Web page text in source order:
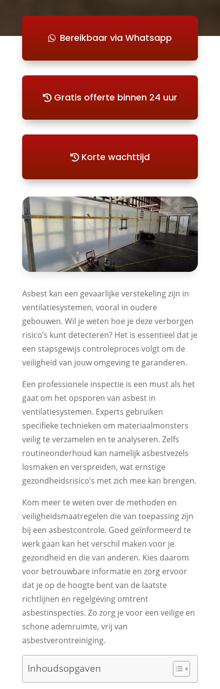
Bereikbaar via Whatsapp
Gratis offerte binnen 24 uur
Korte wachttijd
Asbest kan een gevaarlijke verstekeling zijn in
ventilatiesystemen, vooral in oudere
gebouwen. Wil je weten hoe je deze verborgen
risico’s kunt detecteren? Het is essentieel dat je
een stapsgewijs controleproces volgt om de
veiligheid van jouw omgeving te garanderen.
Een professionele inspectie is een must als het
gaat om het opsporen van asbest in
ventilatiesystemen. Experts gebruiken
specifieke technieken om materiaalmonsters
veilig te verzamelen en te analyseren. Zelfs
routineonderhoud kan namelijk asbestvezels
losmaken en verspreiden, wat ernstige
gezondheidsrisico’s met zich mee kan brengen.
Kom meer te weten over de methoden en
veiligheidsmaatregelen die van toepassing zijn
bij een asbestcontrole. Goed geïnformeerd te
werk gaan kan het verschil maken voor je
gezondheid en die van anderen. Kies daarom
voor betrouwbare informatie en zorg ervoor
dat je op de hoogte bent van de laatste
richtlijnen en regelgeving omtrent
asbestinspecties. Zo zorg je voor een veilige en
schone ademruimte, vrij van
asbestverontreiniging.
Inhoudsopgaven